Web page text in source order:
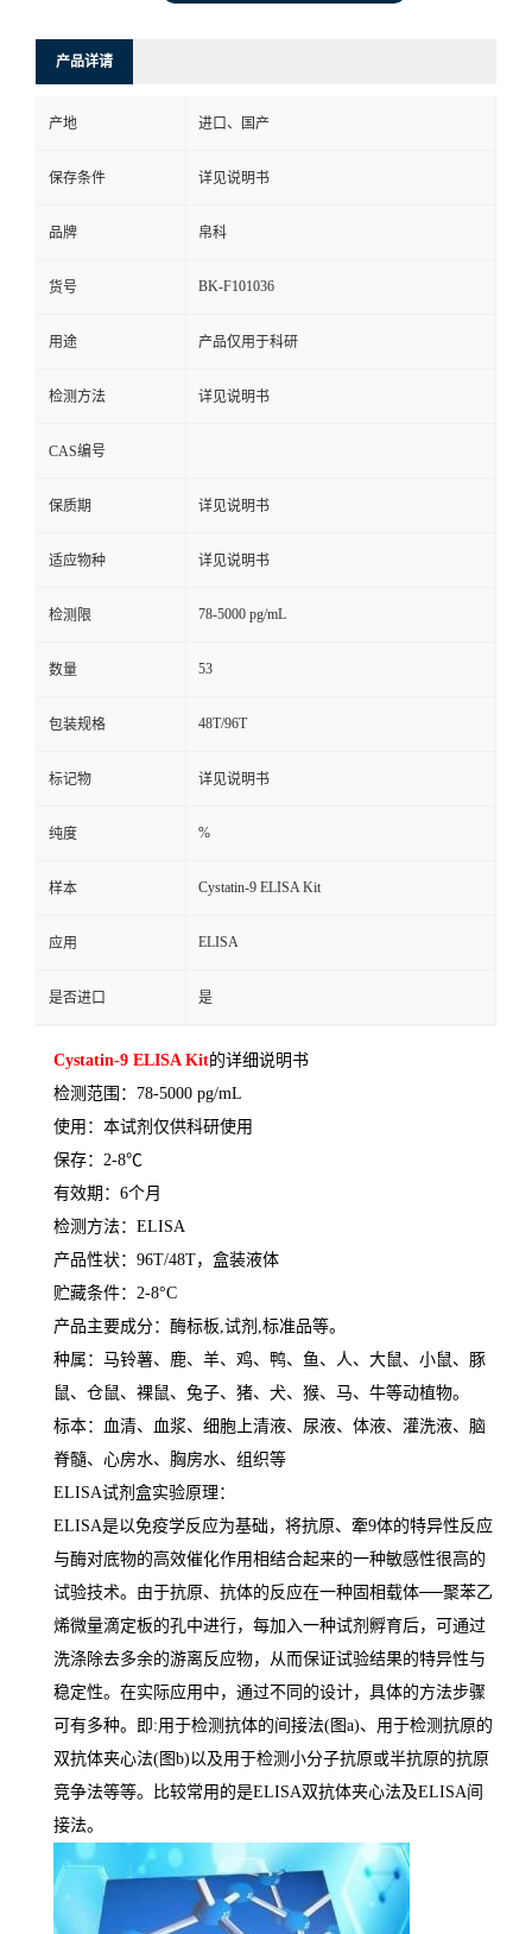
产品详请
产地 进口、国产
保存条件 详见说明书
品牌 帛科
货号 BK-F101036
用途 产品仅用于科研
检测方法 详见说明书
CAS编号
保质期 详见说明书
适应物种 详见说明书
检测限 78-5000 pg/mL
数量 53
包装规格 48T/96T
标记物 详见说明书
纯度 %
样本 Cystatin-9 ELISA Kit
应用 ELISA
是否进口 是
Cystatin-9 ELISA Kit的详细说明书
检测范围： 78-5000 pg/mL
使用：本试剂仅供科研使用
保存： 2-8℃
有效期： 6个月
检测方法： ELISA
产品性状： 96T/48T，盒装液体
贮藏条件： 2-8°C
产品主要成分：酶标板 试剂 标准品等。
种属：马铃薯、鹿、羊、鸡、鸭、鱼、人、大鼠、小鼠、豚
鼠、仓鼠、裸鼠、兔子、猪、犬、猴、马、牛等动植物。
标本：血清、血浆、细胞上清液、尿液、体液、灌洗液、脑
脊髓、心房水、胸房水、组织等
ELISA试剂盒实验原理：
ELISA是以免疫学反应为基础，将抗原、牽9体的特异性反应
与酶对底物的高效催化作用相结合起来的一种敏感性很高的
试验技术。由于抗原、抗体的反应在一种固相载体──聚苯乙
烯微量滴定板的孔中进行，每加入一种试剂孵育后，可通过
洗涤除去多余的游离反应物，从而保证试验结果的特异性与
稳定性。在实际应用中，通过不同的设计，具体的方法步骤
可有多种。即:用于检测抗体的间接法(图a)、用于检测抗原的
双抗体夹心法(图b)以及用于检测小分子抗原或半抗原的抗原
竞争法等等。比较常用的是ELISA双抗体夹心法及ELISA间
接法。